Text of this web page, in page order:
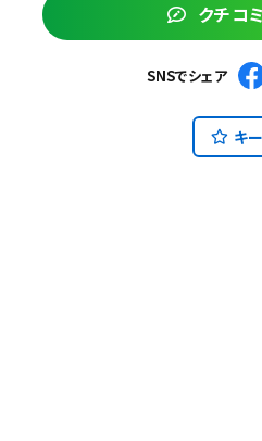
クチコ
SNSでシェア
キ